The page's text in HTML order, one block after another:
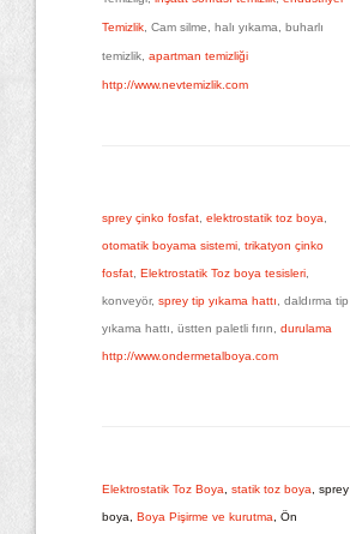
Temizlik, Cam silme, halı yıkama, buharlı
temizlik, apartman temizliği
http://www.nevtemizlik.com
sprey çinko fosfat, elektrostatik toz boya
otomatik boyama sistemi, trikatyon çinko
fosfat, Elektrostatik Toz boya tesisleri,
konveyör, sprey tip yıkama hattı , daldırma tip
yıkama hattı, üstten paletli fırın, durulama
http://www.ondermetalboya.com
Elektrostatik Toz Boya statik toz boya , sprey
boya, Boya Pişirme ve kurutma , Ön